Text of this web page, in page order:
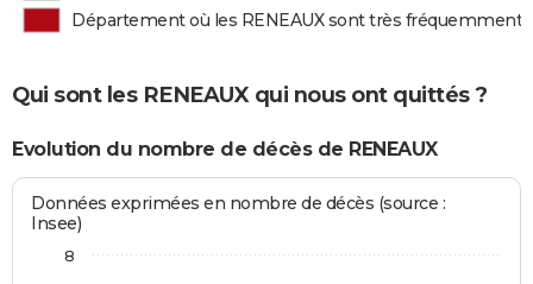
Département où les RENEAUX sont très fréquemment
Qui sont les RENEAUX qui nous ont quittés ?
Evolution du nombre de décès de RENEAUX
Données exprimées en nombre de décès (source :
Insee)
8